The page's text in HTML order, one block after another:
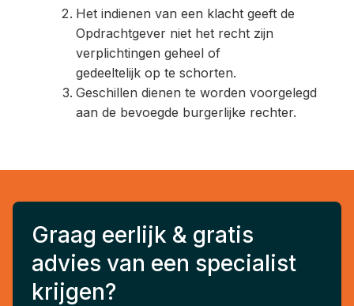
Het indienen van een klacht geeft de
Opdrachtgever niet het recht zijn
verplichtingen geheel of
gedeeltelijk op te schorten.
Geschillen dienen te worden voorgelegd
aan de bevoegde burgerlijke rechter.
Graag eerlijk & gratis
advies van een specialist
krijgen?